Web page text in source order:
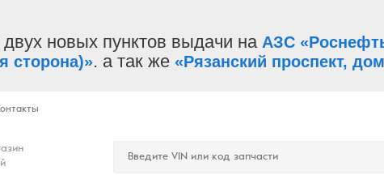
новых пунктов выдачи на АЗС
сторона)». а так же «Рязанский проспект,